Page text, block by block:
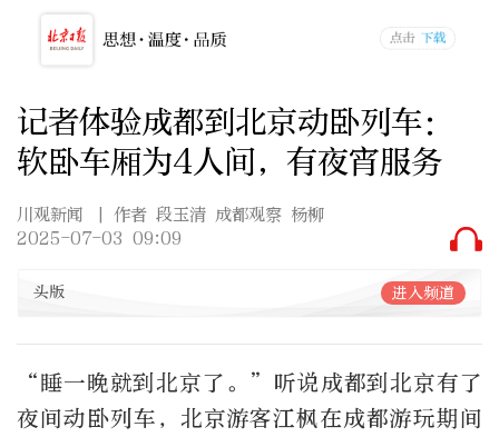
记者体验成都到北京动卧列车：
软卧车厢为4人间，有夜宵服务
川观新闻
| 作者 段玉清 成都观察 杨柳
2025-07-03 09:09
头版 进入频道
“睡一晚就到北京了。”听说成都到北京有了
夜间动卧列车，北京游客江枫在成都游玩期间